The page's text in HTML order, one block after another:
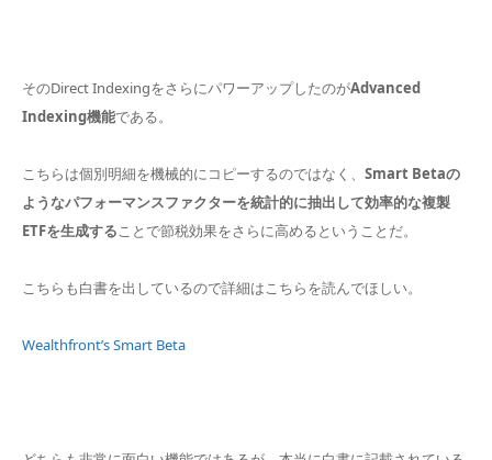
そのDirect IndexingをさらにパワーアップしたのがAdvanced
Indexing機能である。
こちらは個別明細を機械的にコピーするのではなく、 Smart Betaの
ようなパフォーマンスファクターを統計的に抽出して効率的な複製
ETFを生成する ことで節税効果をさらに高めるということだ。
こちらも白書を出しているので詳細はこちらを読んでほしい。
Wealthfront’s Smart Beta